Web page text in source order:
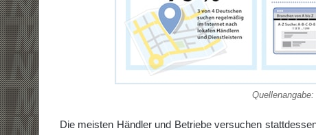
Die meisten Händler und Betriebe versuchen